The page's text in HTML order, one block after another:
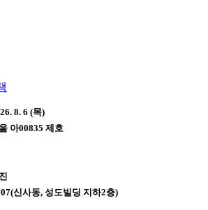
8. 6 (목)
아00835 제호
신사동, 성도빌딩 지하2층)